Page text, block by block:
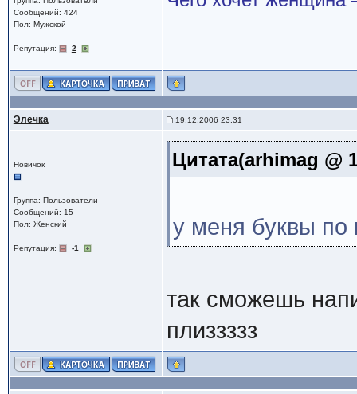
Сообщений: 424
Пол: Мужской
Репутация: 2
Элечка 19.12.2006 23:31
Новичок
Группа: Пользователи
Сообщений: 15
Пол: Женский
Репутация: -1
Цитата(arhimag @
у меня буквы по
так сможешь
плиззззз